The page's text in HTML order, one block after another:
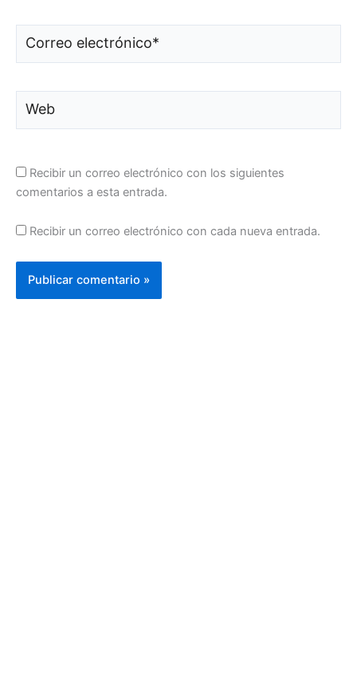
Correo
electrónico*
Recibir un correo electrónico con los siguientes
comentarios a esta entrada.
Recibir un correo electrónico con cada nueva entrada.